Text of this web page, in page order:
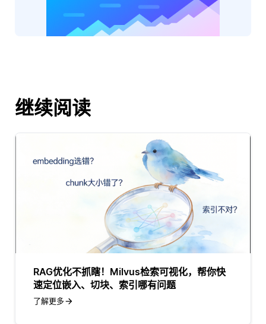
继续阅读
RAG优化不抓瞎！Milvus检索可视化，帮你快
速定位嵌入、切块、索引哪有问题
了解更多